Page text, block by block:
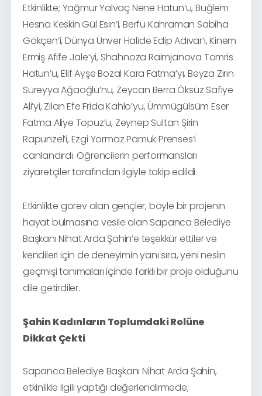
Etkinlikte; Yağmur Yalvaç Nene Hatun’u, Buğlem
Hesna Keskin Gül Esin’i, Berfu Kahraman Sabiha
Gökçen’i, Dünya Ünver Halide Edip Adıvar’ı, Kinem
Ermiş Afife Jale’yi, Shahnoza Raimjanova Tomris
Hatun’u, Elif Ayşe Bozal Kara Fatma’yı, Beyza Zırın
Süreyya Ağaoğlu’nu, Zeycan Berra Öksüz Safiye
Ali’yi, Zilan Efe Frida Kahlo’yu, Ümmügülsüm Eser
Fatma Aliye Topuz’u, Zeynep Sultan Şirin
Rapunzel’i, Ezgi Yormaz Pamuk Prenses’i
canlandırdı. Öğrencilerin performansları
ziyaretçiler tarafından ilgiyle takip edildi.
Etkinlikte görev alan gençler, böyle bir projenin
hayat bulmasına vesile olan Sapanca Belediye
Başkanı Nihat Arda Şahin’e teşekkür ettiler ve
kendileri için de deneyimin yanı sıra, yeni neslin
geçmişi tanımaları içinde farklı bir proje olduğunu
dile getirdiler.
Şahin Kadınların Toplumdaki Rolüne
Dikkat Çekti
Sapanca Belediye Başkanı Nihat Arda Şahin,
etkinlikle ilgili yaptığı değerlendirmede;